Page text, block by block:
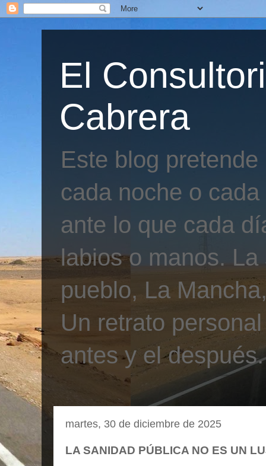
El
Cabrera
Este blog
cada noche o
ante lo que cada
labios o manos.
pueblo, La
Un retrato
antes y el después.
martes, 30 de diciembre de 2025
LA SANIDAD PÚBLICA NO ES UN